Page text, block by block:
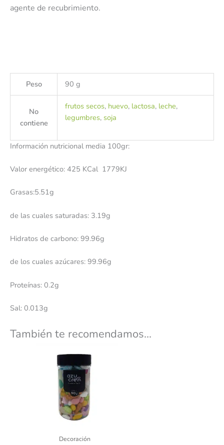
agente de recubrimiento.
Peso 90 g
No
contiene
frutos secos, huevo, lactosa, leche,
legumbres, soja
Información nutricional media 100gr:
Valor energético: 425 KCal 1779KJ
Grasas:5.51g
de las cuales saturadas: 3.19g
Hidratos de carbono: 99.96g
de los cuales azúcares: 99.96g
Proteínas: 0.2g
Sal: 0.013g
También te recomendamos…
Decoración